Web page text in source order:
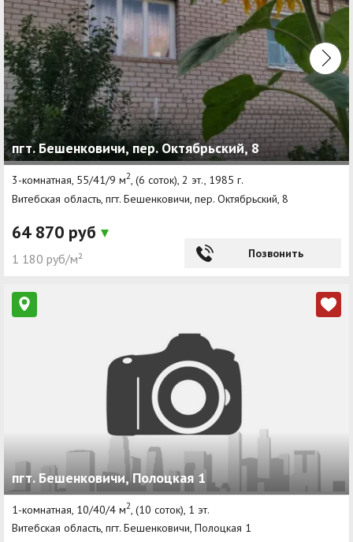
пгт. Бешенковичи, пер. Октябрьский, 8
3-комнатная, 55/41/9 м2, (6 соток), 2 эт., 1985 г.
Витебская область, пгт. Бешенковичи, пер. Октябрьский, 8
64 870 руб
1 180 руб/м² Позвонить
пгт. Бешенковичи, Полоцкая 1
1-комнатная, 10/40/4 м2 , (10 соток), 1 эт.
Витебская область, пгт. Бешенковичи, Полоцкая 1